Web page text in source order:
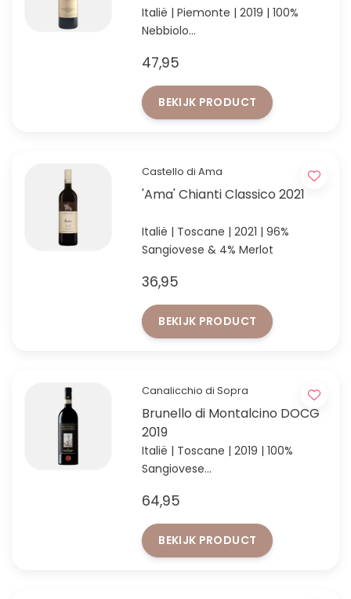
Italië | Piemonte | 2019 | 100%
Nebbiolo
Wine Advocate
47,95
BEKIJK PRODUCT
Castello di Ama
'Ama' Chianti Classico 2021
Italië | Toscane | 2021 | 96%
Sangiovese & 4% Merlot
36,95
BEKIJK PRODUCT
Canalicchio di Sopra
Brunello di Montalcino DOCG
2019
Italië | Toscane | 2019 | 100%
Sangiovese
vintage 2019
64,95
BEKIJK PRODUCT